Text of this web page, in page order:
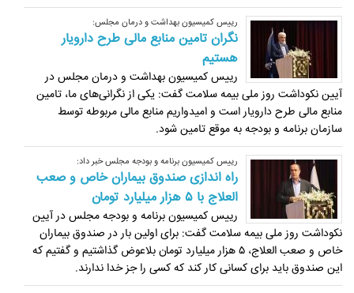
رییس کمیسیون بهداشت و درمان مجلس:
نگران تامین منابع مالی طرح دارویار
هستیم
رییس کمیسیون بهداشت و درمان مجلس در
آیین نکوداشت روز ملی بیمه سلامت گفت: یکی از نگرانی‌های ما، تامین
منابع مالی طرح دارویار است و امیدواریم منابع مالی مربوطه توسط
سازمان برنامه و بودجه به موقع تامین شود.
رییس کمیسیون برنامه و بودجه مجلس خبر داد:
راه اندازی صندوق بیماران خاص و صعب
العلاج با ۵ هزار میلیارد تومان
رییس کمیسیون برنامه و بودجه مجلس در آیین
نکوداشت روز ملی بیمه سلامت گفت: برای اولین بار در صندوق بیماران
خاص و صعب العلاج، ۵ هزار میلیارد تومان بلاعوض گذاشتیم و گفتیم که
این صندوق باید برای کسانی کار کند که کسی را جز خدا ندارند.